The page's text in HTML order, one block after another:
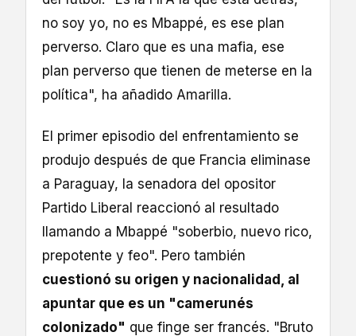
no soy yo, no es Mbappé, es ese plan
perverso. Claro que es una mafia, ese
plan perverso que tienen de meterse en la
política", ha añadido Amarilla.
El primer episodio del enfrentamiento se
produjo después de que Francia eliminase
a Paraguay, la senadora del opositor
Partido Liberal reaccionó al resultado
llamando a Mbappé "soberbio, nuevo rico,
prepotente y feo". Pero también
cuestionó su origen y nacionalidad, al
apuntar que es un "camerunés
colonizado" que finge ser francés. "Bruto